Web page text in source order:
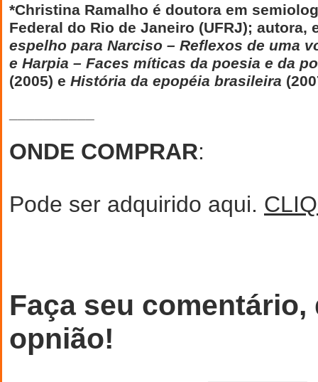
*Christina Ramalho é doutora em
Federal do Rio de Janeiro (UFRJ); autora,
espelho para Narciso – Reflexos de uma
e Harpia – Faces míticas da poesia e da
(2005) e História da epopéia brasileira
ONDE COMPRAR:
Pode ser adquirido aqui.
Faça seu comentário,
opnião!